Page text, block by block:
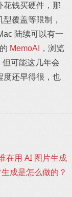
花钱买硬件，那
覆盖等限制，
陆续可以有一
MemoAI
，浏览
可能这几年会
度还早得很，也
在用 AI 图片生成
成是怎么做的？